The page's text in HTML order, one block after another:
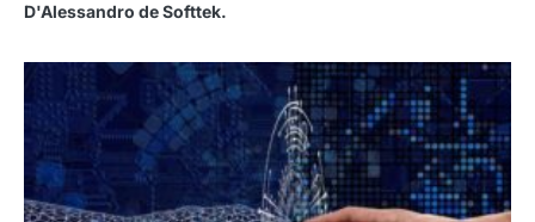
D'Alessandro de Softtek.